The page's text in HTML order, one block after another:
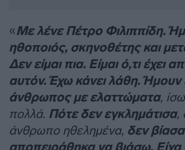
«Με λένε Πέτρο Φιλιππίδη.
ηθοποιός, σκηνοθέτης και
Δεν είμαι πια. Είμαι ό,τι έχει
αυτόν. Έχω κάνει λάθη. Ήμουν
άνθρωπος με ελαττώματα,
πολλά. Πότε δεν εγκλημάτισα,
άνθρωπο ηθελημένα, δεν